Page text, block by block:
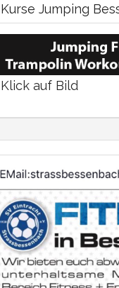
Kurse Jumping
Klick auf Bild